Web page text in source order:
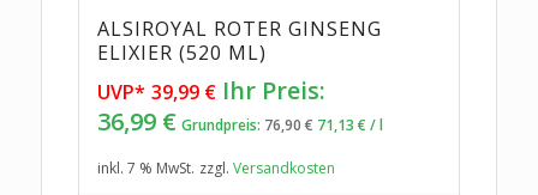
ALSIROYAL ROTER GINSENG
ELIXIER (520 ML)
UVP* 39,99 € Ursprünglicher
Preis
39,99 €
Ihr Preis:
36,99 €Aktueller
ist:
Grundpreis: 76,90 € 71,13 € /l
inkl. 7 % MwSt. zzgl. Versandkosten